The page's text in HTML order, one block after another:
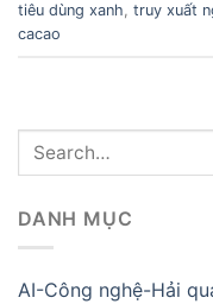
tiêu dùng xanh, truy xuất
cacao
DANH MỤC
AI-Công nghệ-Hải